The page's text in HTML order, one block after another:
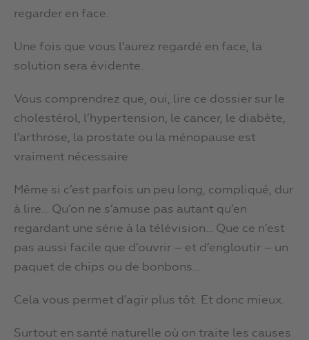
regarder en face.
Une fois que vous l’aurez regardé en face, la
solution sera évidente.
Vous comprendrez que, oui, lire ce dossier sur le
cholestérol, l’hypertension, le cancer, le diabète,
l’arthrose, la prostate ou la ménopause est
vraiment nécessaire.
Même si c’est parfois un peu long, compliqué, dur
à lire… Qu’on ne s’amuse pas autant qu’en
regardant une série à la télévision… Que ce n’est
pas aussi facile que d’ouvrir – et d’engloutir – un
paquet de chips ou de bonbons…
Cela vous permet d’agir plus tôt. Et donc mieux.
Surtout en santé naturelle où on traite les causes